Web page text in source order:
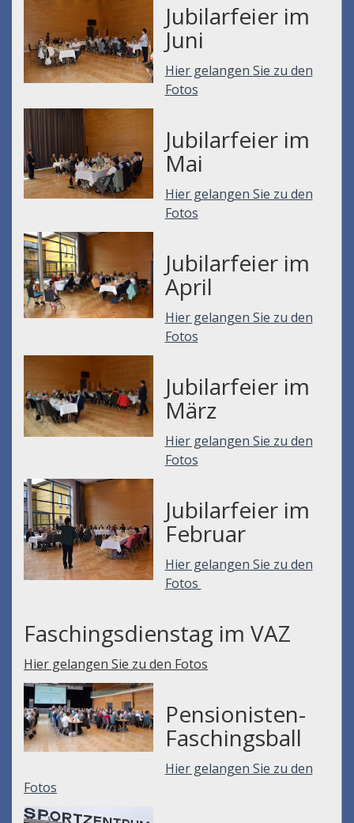
Jubilarfeier im
Juni
Hier gelangen Sie zu den
Fotos
Jubilarfeier im
Mai
Hier gelangen Sie zu den
Fotos
Jubilarfeier im
April
Hier gelangen Sie zu den
Fotos
Jubilarfeier im
März
Hier gelangen Sie zu den
Fotos
Jubilarfeier im
Februar
Hier gelangen Sie zu den
Fotos
Faschingsdienstag im VAZ
Hier gelangen Sie zu den Fotos
Pensionisten-
Faschingsball
Hier gelangen Sie zu den
Fotos